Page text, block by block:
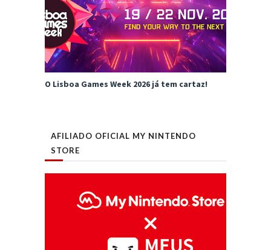
O Lisboa Games Week 2026 já tem cartaz!
AFILIADO OFICIAL MY NINTENDO
STORE